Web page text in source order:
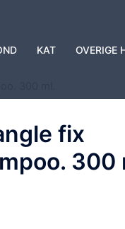
KAT OVERIGE
fix
300